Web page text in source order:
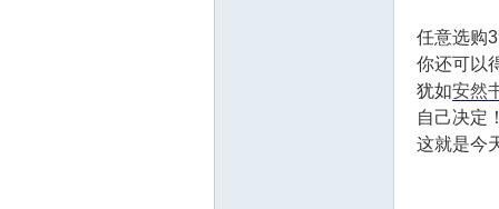
任意选购
你还可以
犹如安然
自己决定
这就是今